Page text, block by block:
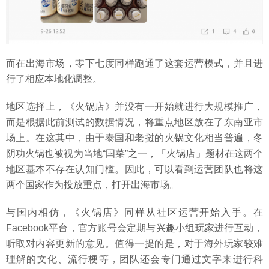
而在出海市场，零下七度同样跑通了这套运营模式，并且进
行了相应本地化调整。
地区选择上，《火锅店》并没有一开始就进行大规模推广，
而是根据此前测试的数据情况，将重点地区放在了东南亚市
场上。在这其中，由于泰国和老挝的火锅文化相当普遍，冬
阴功火锅也被视为当地“国菜”之一，「火锅店」题材在这两个
地区基本不存在认知门槛。因此，可以看到运营团队也将这
两个国家作为投放重点，打开出海市场。
与国内相仿，《火锅店》同样从社区运营开始入手。在
Facebook平台，官方账号会定期与兴趣小组玩家进行互动，
听取对内容更新的意见。值得一提的是，对于海外玩家较难
理解的文化、流行梗等，团队还会专门通过文字来进行科